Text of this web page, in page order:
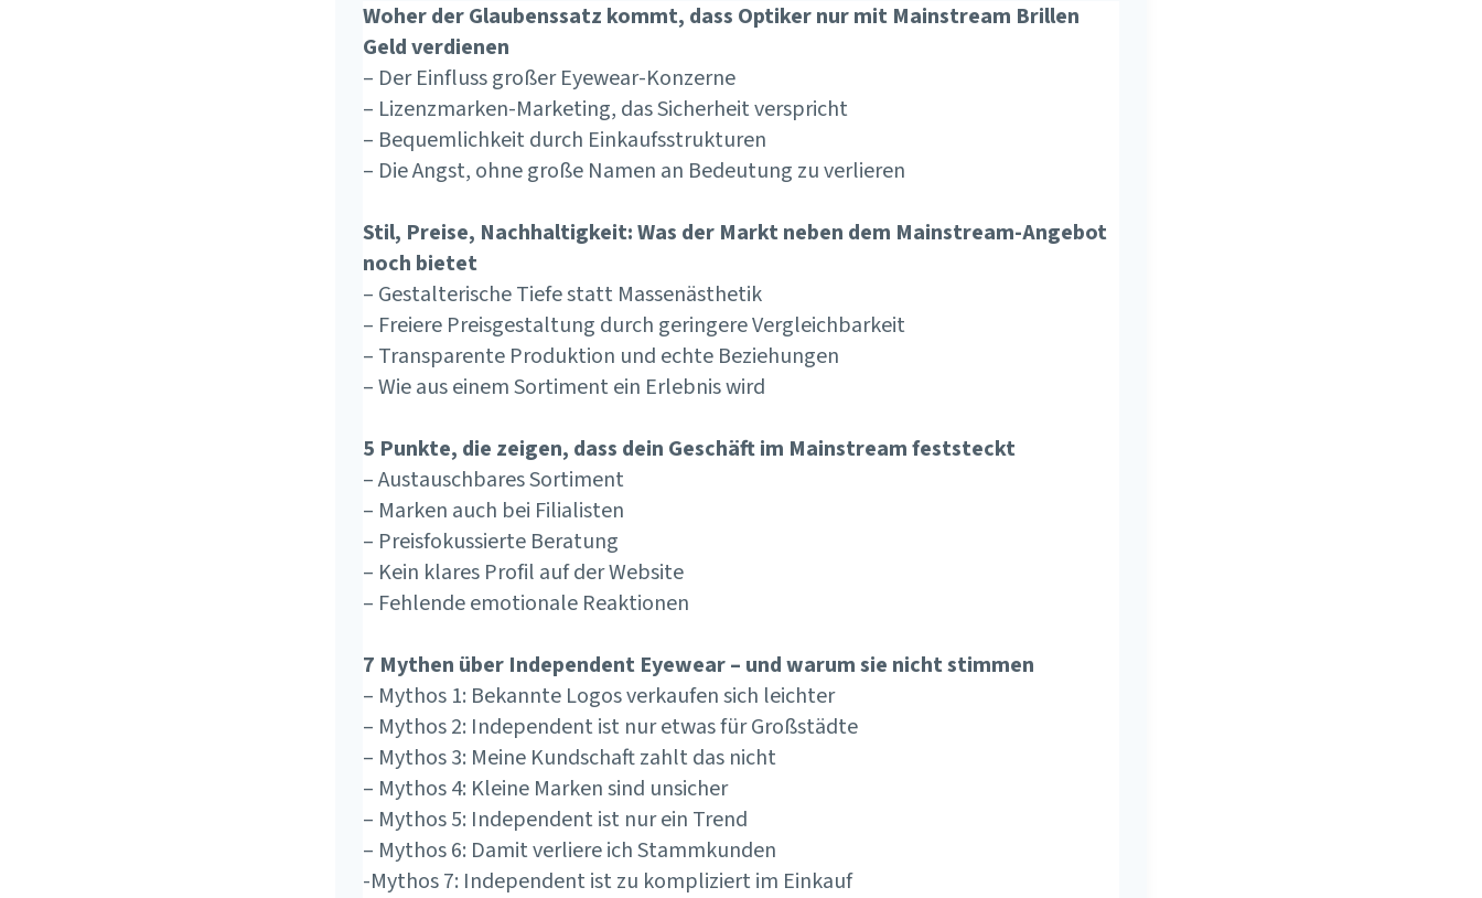
Woher der Glaubenssatz kommt, dass Optiker nur mit Mainstream Brillen
Geld verdienen
– Der Einfluss großer Eyewear-Konzerne
– Lizenzmarken-Marketing, das Sicherheit verspricht
– Bequemlichkeit durch Einkaufsstrukturen
– Die Angst, ohne große Namen an Bedeutung zu verlieren
Stil, Preise, Nachhaltigkeit: Was der Markt neben dem Mainstream-Angebot
noch bietet
– Gestalterische Tiefe statt Massenästhetik
– Freiere Preisgestaltung durch geringere Vergleichbarkeit
– Transparente Produktion und echte Beziehungen
– Wie aus einem Sortiment ein Erlebnis wird
5 Punkte, die zeigen, dass dein Geschäft im Mainstream feststeckt
– Austauschbares Sortiment
– Marken auch bei Filialisten
– Preisfokussierte Beratung
– Kein klares Profil auf der Website
– Fehlende emotionale Reaktionen
7 Mythen über Independent Eyewear – und warum sie nicht stimmen
– Mythos 1: Bekannte Logos verkaufen sich leichter
– Mythos 2: Independent ist nur etwas für Großstädte
– Mythos 3: Meine Kundschaft zahlt das nicht
– Mythos 4: Kleine Marken sind unsicher
– Mythos 5: Independent ist nur ein Trend
– Mythos 6: Damit verliere ich Stammkunden
-Mythos 7: Independent ist zu kompliziert im Einkauf